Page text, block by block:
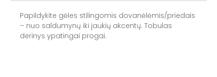
Papildykite gėles stilingomis dovanėlėmis/priedais
– nuo saldumynų iki jaukių akcentų. Tobulas
derinys ypatingai progai.